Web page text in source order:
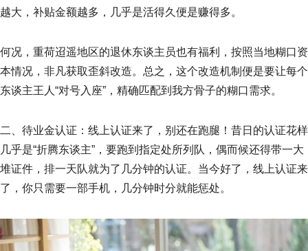
越大，补贴金额越多，几乎是活得久便是赚得多。
何况，重荷迢遥地区的退休东谈主员也有福利，按照当地糊口资
本情况，非凡获取歪斜改造。总之，这个改造机制便是要让每个
东谈主王人“对号入座”，精确匹配到我方骨子的糊口需求。
二、待业金认证：线上认证来了，别还在跑腿！昔日的认证花样
几乎是“折腾东谈主”，要跑到指定处所列队，偶而候还得带一大
堆证件，排一天队就为了几分钟的认证。当今好了，线上认证来
了，你只需要一部手机，几分钟时分就能惩处。